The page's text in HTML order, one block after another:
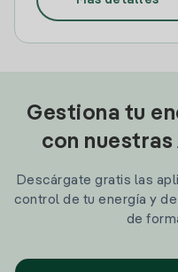
Gestiona tu
con nuestras
Descárgate gratis las
control de tu energía y
de